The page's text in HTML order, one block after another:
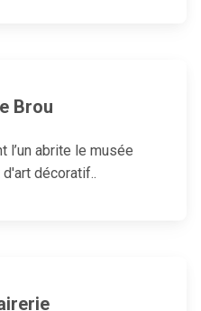
Brou
l’un abrite le musée
décoratif..